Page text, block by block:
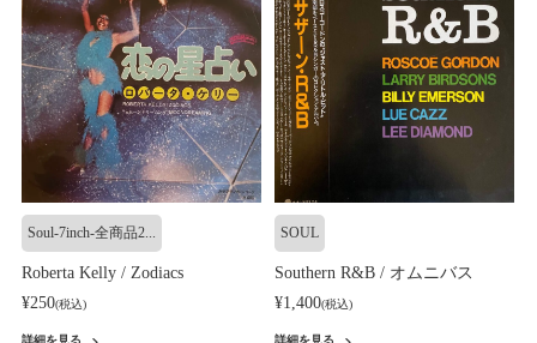
Soul-7inch-全商品2...
Roberta Kelly / Zodiacs
¥250(税込)
詳細を見る
SOUL
Southern R&B / オムニバス
¥1,400(税込)
詳細を見る